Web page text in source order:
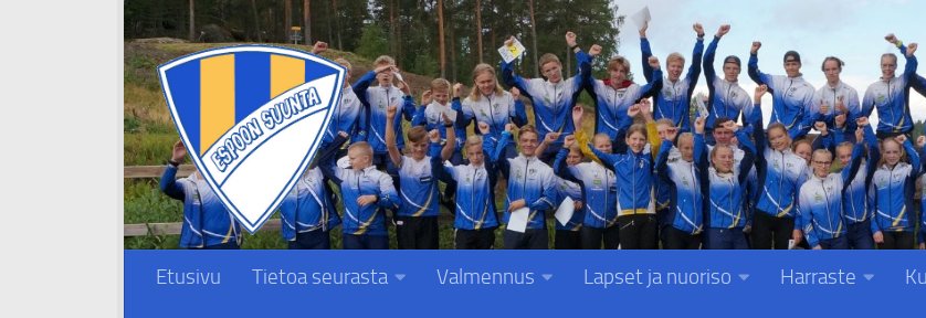
Skip to content
Etusivu Tietoa seurasta Valmennus Lapset ja nuoriso Harraste